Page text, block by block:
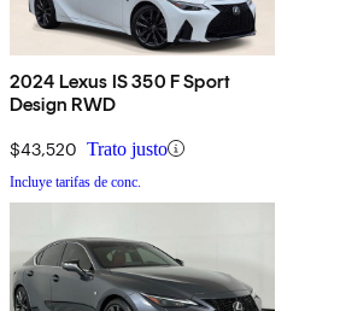
2024 Lexus IS 350 F Sport
Design RWD
$43,520 Trato justo
Incluye tarifas de conc.